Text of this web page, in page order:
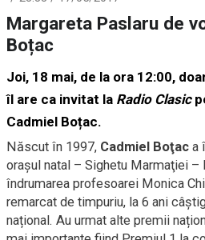
Margareta Paslaru de
Boțac
Joi, 18 mai, de la ora 12:00,
îl are ca invitat la Radio Clasic
Cadmiel Boțac.
Născut în 1997, Cadmiel Boţac a
orașul natal – Sighetu Marmaţiei –
îndrumarea profesoarei Monica
remarcat de timpuriu, la 6 ani
național. Au urmat alte premii